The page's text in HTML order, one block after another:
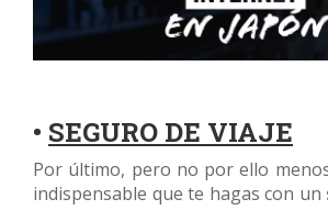
• SEGURO DE VIAJE
Por último, pero no por ello
indispensable que te hagas con un